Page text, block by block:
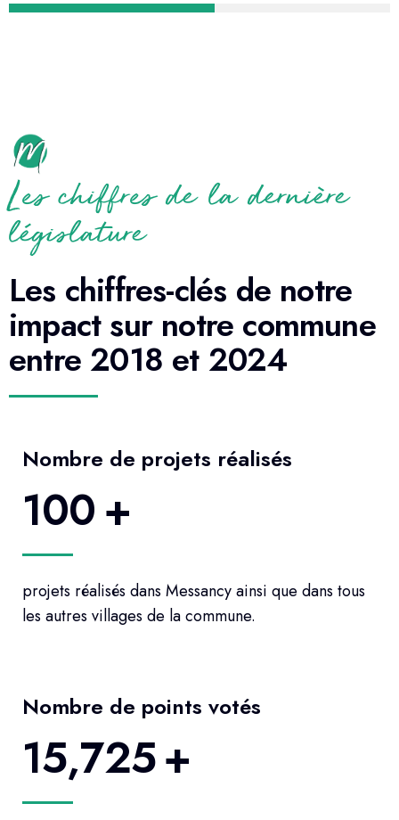
Les chiffres de la dernière
législature
Les chiffres-clés de notre
impact sur notre commune
entre 2018 et 2024
Nombre de projets réalisés
100+
projets réalisés dans Messancy ainsi que dans tous
les autres villages de la commune.
Nombre de points votés
15,725+